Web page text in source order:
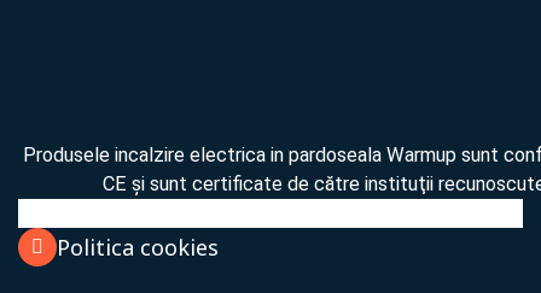
Produsele incalzire electrica in pardoseala Warmup sunt
CE şi sunt certificate de către instituţii
Politica cookies